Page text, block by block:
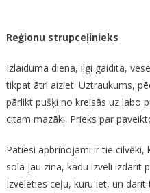
Reģionu strupceļinieks
Izlaiduma diena, ilgi gaidīta,
tikpat ātri aiziet. Uztraukums,
pārlikt pušķi no kreisās uz labo
citam mazāki. Prieks par
Patiesi apbrīnojami ir tie cilvēki,
solā jau zina, kādu izvēli izdarīt
Izvēlēties ceļu, kuru iet, un